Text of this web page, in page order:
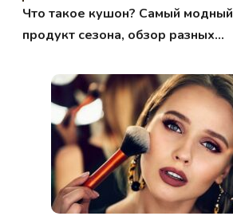
Что такое кушон? Самый модный
продукт сезона, обзор разных